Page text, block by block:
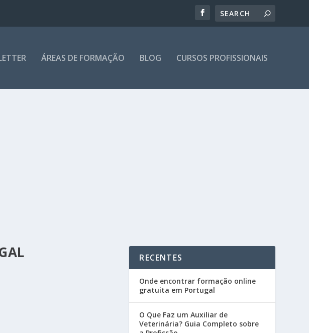
ÁREAS DE FORMAÇÃO BLOG CURSOS PROFISSIONAIS
RECENTES
Onde encontrar formação online
gratuita em Portugal
O Que Faz um Auxiliar de
Veterinária? Guia Completo sobre